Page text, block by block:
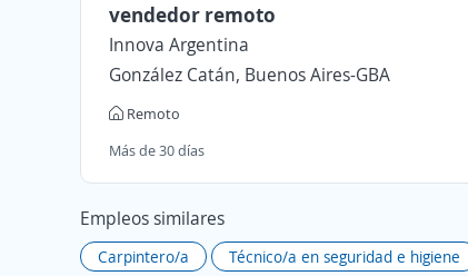
vendedor remoto
Innova Argentina
González Catán, Buenos Aires-GBA
Remoto
Más de 30 días
Empleos similares
Carpintero/a Técnico/a en seguridad e higiene